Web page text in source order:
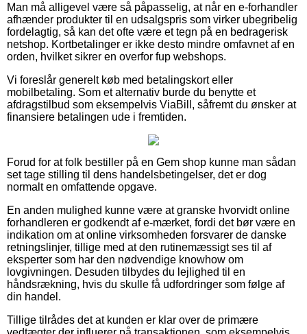
Man må alligevel være så påpasselig, at når en e-forhandler
afhænder produkter til en udsalgspris som virker ubegribelig
fordelagtig, så kan det ofte være et tegn på en bedragerisk
netshop. Kortbetalinger er ikke desto mindre omfavnet af en
orden, hvilket sikrer en overfor fup webshops.
Vi foreslår generelt køb med betalingskort eller
mobilbetaling. Som et alternativ burde du benytte et
afdragstilbud som eksempelvis ViaBill, såfremt du ønsker at
finansiere betalingen ude i fremtiden.
Forud for at folk bestiller på en Gem shop kunne man sådan
set tage stilling til dens handelsbetingelser, det er dog
normalt en omfattende opgave.
En anden mulighed kunne være at granske hvorvidt online
forhandleren er godkendt af e-mærket, fordi det bør være en
indikation om at online virksomheden forsvarer de danske
retningslinjer, tillige med at den rutinemæssigt ses til af
eksperter som har den nødvendige knowhow om
lovgivningen. Desuden tilbydes du lejlighed til en
håndsrækning, hvis du skulle få udfordringer som følge af
din handel.
Tillige tilrådes det at kunden er klar over de primære